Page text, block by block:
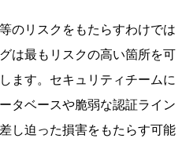
のリスクをもたらすわけでは
は最もリスクの高い箇所を可
ます。セキュリティチームに
タベースや脆弱な認証ライン
し迫った損害をもたらす可能